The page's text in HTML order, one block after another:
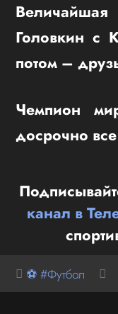
Головкин с
потом –
Чемпион
досрочно
канал в
⚽ #Футбол